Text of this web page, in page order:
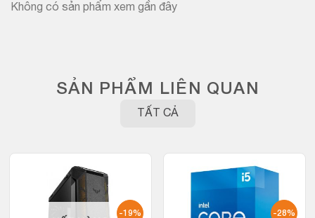
Không có sản phẩm xem gần đây
SẢN PHẨM LIÊN QUAN
TẤT CẢ
-19% -28%